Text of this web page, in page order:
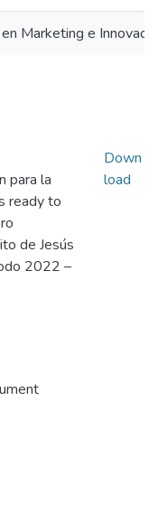
Marketing e
para la
ready to
de Jesús
2022 –
Down
load